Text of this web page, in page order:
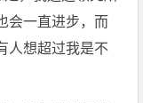
会一直进步，而
人想超过我是不